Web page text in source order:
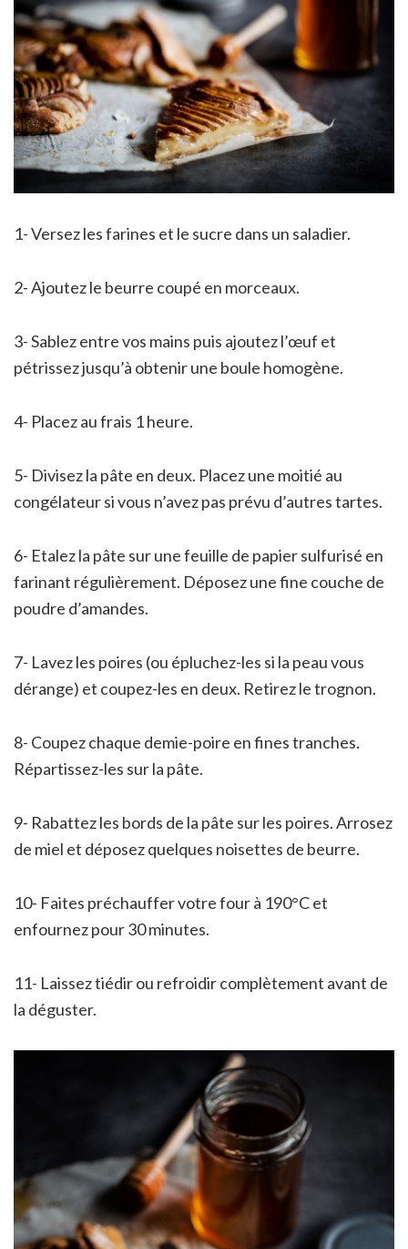
1- Versez les farines et le sucre dans un saladier.
2- Ajoutez le beurre coupé en morceaux.
3- Sablez entre vos mains puis ajoutez l’œuf et
pétrissez jusqu’à obtenir une boule homogène.
4- Placez au frais 1 heure.
5- Divisez la pâte en deux. Placez une moitié au
congélateur si vous n’avez pas prévu d’autres tartes.
6- Etalez la pâte sur une feuille de papier sulfurisé en
farinant régulièrement. Déposez une fine couche de
poudre d’amandes.
7- Lavez les poires (ou épluchez-les si la peau vous
dérange) et coupez-les en deux. Retirez le trognon.
8- Coupez chaque demie-poire en fines tranches.
Répartissez-les sur la pâte.
9- Rabattez les bords de la pâte sur les poires. Arrosez
de miel et déposez quelques noisettes de beurre.
10- Faites préchauffer votre four à 190°C et
enfournez pour 30 minutes.
11- Laissez tiédir ou refroidir complètement avant de
la déguster.